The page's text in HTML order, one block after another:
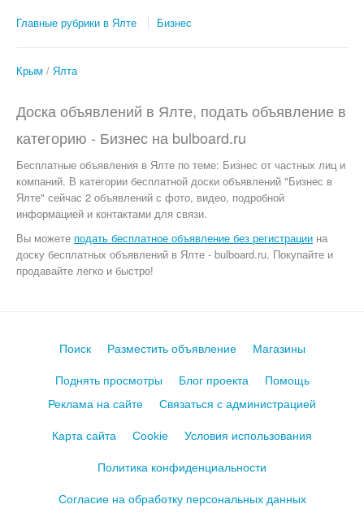
Главные рубрики в Ялте Бизнес
Крым Ялта
Доска объявлений в Ялте, подать объявление в
категорию - Бизнес на bulboard.ru
Бесплатные объявления в Ялте по теме: Бизнес от частных лиц и
компаний. В категории бесплатной доски объявлений "Бизнес в
Ялте" сейчас 2 объявлений с фото, видео, подробной
информацией и контактами для связи.
Вы можете подать бесплатное объявление без регистрации на
доску бесплатных объявлений в Ялте - bulboard.ru. Покупайте и
продавайте легко и быстро!
Поиск Разместить объявление Магазины
Поднять просмотры Блог проекта
Помощь
Реклама на сайте
Связаться с администрацией
Карта сайта Cookie Условия использования
Политика конфиденциальности
Согласие на обработку персональных данных